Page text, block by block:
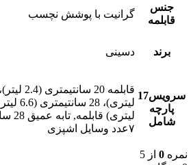
جنس
قابلمه
گرانیت با پوشش نچسب
برند دسینی
سرویس17
پارچه
شامل
۷عدد وسایل اشپزی
نمره 0 از 5